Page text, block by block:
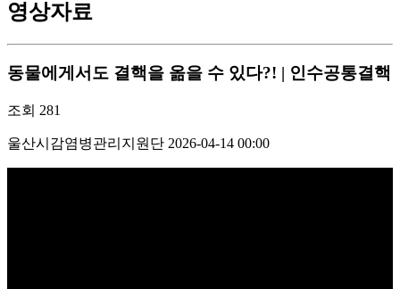
영상자료
동물에게서도 결핵을 옮을 수 있다?! | 인수공통결핵
조회 281
울산시감염병관리지원단 2026-04-14 00:00